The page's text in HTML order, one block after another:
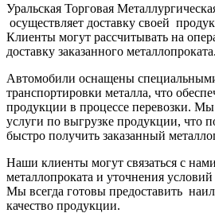
Уральская Торговая
осуществляет доставку своей
Клиенты могут рассчитывать на
доставку заказанного металлопроката.
Автомобили оснащены
транспортировки металла, что
продукции в процессе перевозки. Мы
услуги по выгрузке продукции, что
быстро получить заказанный
Наши клиенты могут связаться с нами
металлопроката и уточнения
Мы всегда готовы предоставить
качество продукции.